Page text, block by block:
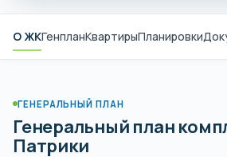
О ЖКГенпланКвартирыПланировки
ГЕНЕРАЛЬНЫЙ ПЛАН
Генеральный план
Патрики